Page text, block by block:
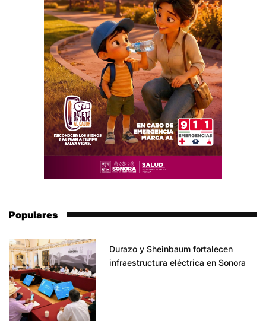
Populares
Durazo y Sheinbaum fortalecen
infraestructura eléctrica en Sonora